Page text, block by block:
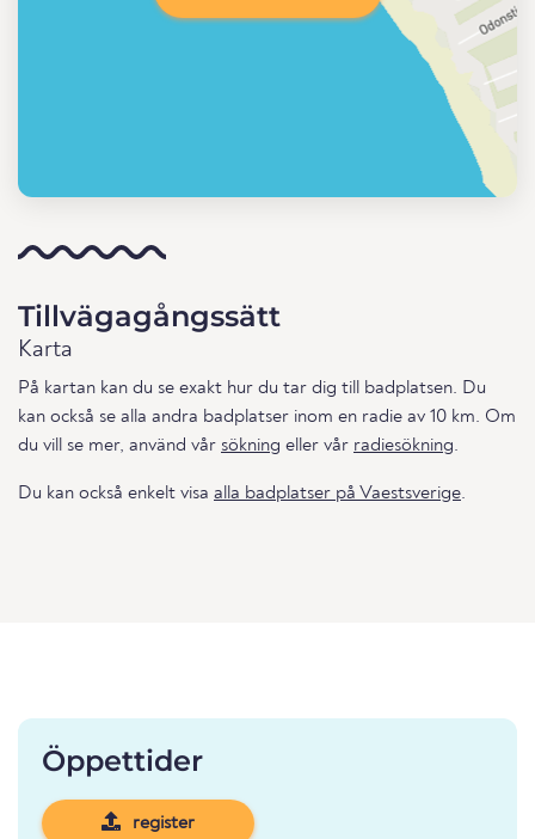
Tillvägagångssätt
Karta
På kartan kan du se exakt hur du tar dig till badplatsen. Du
kan också se alla andra badplatser inom en radie av 10 km. Om
du vill se mer, använd vår sökning eller vår radiesökning.
Du kan också enkelt visa alla badplatser på Vaestsverige.
Öppettider
register